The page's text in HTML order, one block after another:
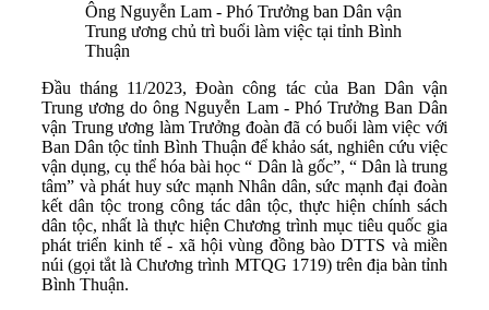
Ông Nguyễn Lam - Phó Trưởng ban Dân vận
Trung ương chủ trì buổi làm việc tại tỉnh Bình
Thuận
Đầu tháng 11/2023, Đoàn công tác của Ban Dân vận
Trung ương do ông Nguyễn Lam - Phó Trưởng Ban Dân
vận Trung ương làm Trưởng đoàn đã có buổi làm việc với
Ban Dân tộc tỉnh Bình Thuận để khảo sát, nghiên cứu việc
vận dụng, cụ thể hóa bài học “ Dân là gốc”, “ Dân là trung
tâm” và phát huy sức mạnh Nhân dân, sức mạnh đại đoàn
kết dân tộc trong công tác dân tộc, thực hiện chính sách
dân tộc, nhất là thực hiện Chương trình mục tiêu quốc gia
phát triển kinh tế - xã hội vùng đồng bào DTTS và miền
núi (gọi tắt là Chương trình MTQG 1719) trên địa bàn tỉnh
Bình Thuận.